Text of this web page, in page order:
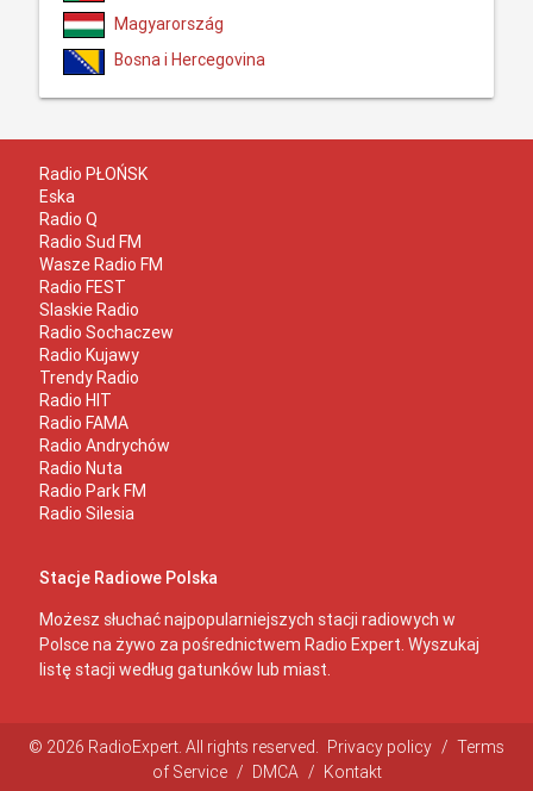
Magyarország
Bosna i Hercegovina
Radio PŁOŃSK
Eska
Radio Q
Radio Sud FM
Wasze Radio FM
Radio FEST
Slaskie Radio
Radio Sochaczew
Radio Kujawy
Trendy Radio
Radio HIT
Radio FAMA
Radio Andrychów
Radio Nuta
Radio Park FM
Radio Silesia
Stacje Radiowe Polska
Możesz słuchać najpopularniejszych stacji radiowych w
Polsce na żywo za pośrednictwem Radio Expert. Wyszukaj
listę stacji według gatunków lub miast.
© 2026 RadioExpert. All rights reserved. Privacy policy / Terms
of Service / DMCA / Kontakt